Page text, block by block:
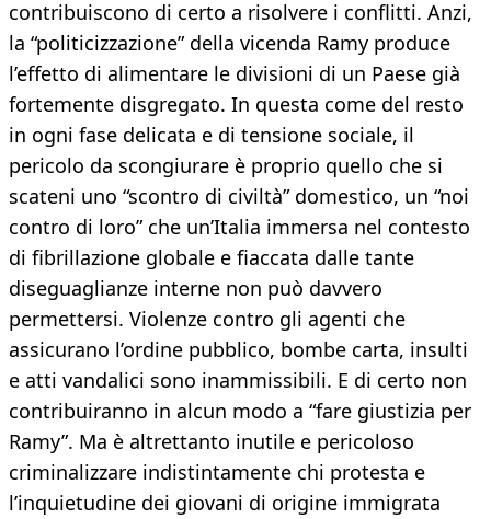
contribuiscono di certo a risolvere i conflitti. Anzi,
la “politicizzazione” della vicenda Ramy produce
l’effetto di alimentare le divisioni di un Paese già
fortemente disgregato. In questa come del resto
in ogni fase delicata e di tensione sociale, il
pericolo da scongiurare è proprio quello che si
scateni uno “scontro di civiltà” domestico, un “noi
contro di loro” che un’Italia immersa nel contesto
di fibrillazione globale e fiaccata dalle tante
diseguaglianze interne non può davvero
permettersi. Violenze contro gli agenti che
assicurano l’ordine pubblico, bombe carta, insulti
e atti vandalici sono inammissibili. E di certo non
contribuiranno in alcun modo a “fare giustizia per
Ramy”. Ma è altrettanto inutile e pericoloso
criminalizzare indistintamente chi protesta e
l’inquietudine dei giovani di origine immigrata